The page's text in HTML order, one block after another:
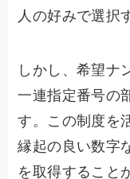
人の好みで選択
しかし、希望ナ
一連指定番号の
す。この制度を
縁起の良い数字
を取得すること